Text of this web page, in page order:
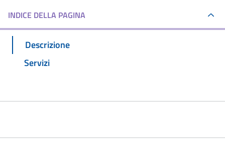
INDICE DELLA PAGINA
Descrizione
Servizi